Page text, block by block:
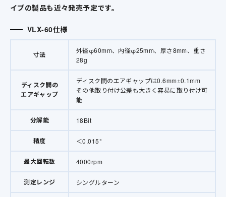
イプの製品も近々発売予定です。
VLX-60仕様
寸法
外径φ60mm、内径φ25mm、厚さ8mm、重さ
28g
ディスク間の
エアギャップ
ディスク間のエアギャップは0.6mm±0.1mm
その他取り付け公差も大きく容易に取り付け可
能
分解能 18Bit
精度 ＜0.015°
最大回転数 4000rpm
測定レンジ シングルターン